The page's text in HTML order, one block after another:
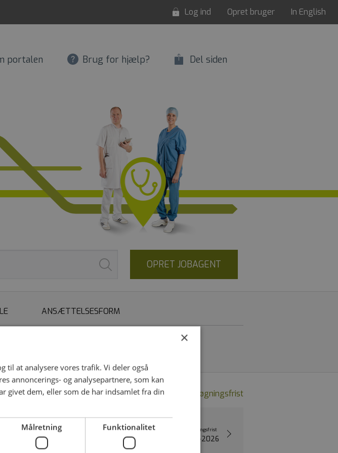
Log ind Opret bruger In English
portalen Brug for hjælp? Del siden
OPRET JOBAGENT
ANSÆTTELSESFORM
Nyeste Ansøgningsfrist
for kommende KBU læger
variere
Opslået
08-06-2026
Ansøgningsfrist
12-08-2026
×
til at analysere vores trafik. Vi deler også
annoncerings- og analysepartnere, som kan
givet dem, eller som de har indsamlet fra din
Målretning Funktionalitet